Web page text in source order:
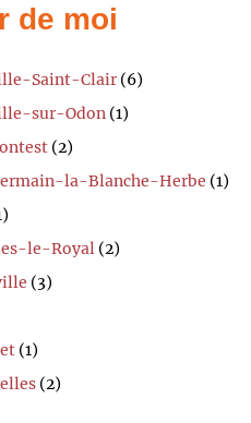
de moi
Saint-Clair (6)
sur-Odon (1)
(2)
la-Blanche-Herbe (1)
le-Royal (2)
(3)
(1)
(2)